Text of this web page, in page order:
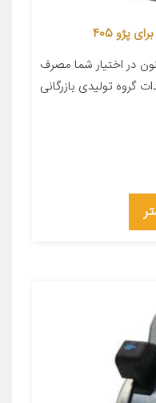
در اختیار شما مصرف
گروه تولیدی بازرگانی